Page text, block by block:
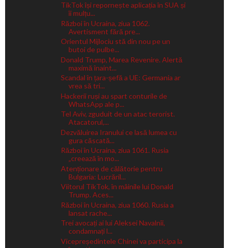
TikTok își repornește aplicația în SUA și
îi mulțu...
Război în Ucraina, ziua 1062.
Avertisment fără pre...
Orientul Mijlociu stă din nou pe un
butoi de pulbe...
Donald Trump, Marea Revenire. Alertă
maximă înaint...
Scandal în țara-șefă a UE: Germania ar
vrea să tri...
Hackerii ruși au spart conturile de
WhatsApp ale p...
Tel Aviv, zguduit de un atac terorist.
Atacatorul,...
Dezvăluirea Iranului ce lasă lumea cu
gura căscată...
Război în Ucraina, ziua 1061. Rusia
„creează în mo...
Atenționare de călătorie pentru
Bulgaria: Lucrăril...
Viitorul TikTok, în mâinile lui Donald
Trump. Aces...
Război în Ucraina, ziua 1060. Rusia a
lansat rache...
Trei avocați ai lui Aleksei Navalnîi,
condamnați l...
Vicepreședintele Chinei va participa la